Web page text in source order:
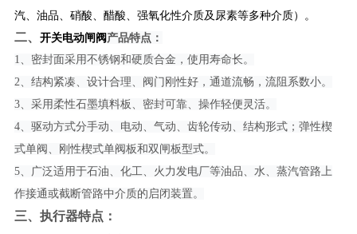
汽、油品、硝酸、醋酸、强氧化性介质及尿素等多种介质）。
二、 开关电动闸阀产品特点：
1、密封面采用不锈钢和硬质合金，使用寿命长。
2、结构紧凑、设计合理、阀门刚性好，通道流畅，流阻系数小。
3、采用柔性石墨填料板、密封可靠、操作轻便灵活。
4、驱动方式分手动、电动、气动、齿轮传动、结构形式；弹性楔
式单阀、刚性楔式单阀板和双闸板型式。
5、广泛适用于石油、化工、火力发电厂等油品、水、蒸汽管路上
作接通或截断管路中介质的启闭装置。
三、​执行器特点：